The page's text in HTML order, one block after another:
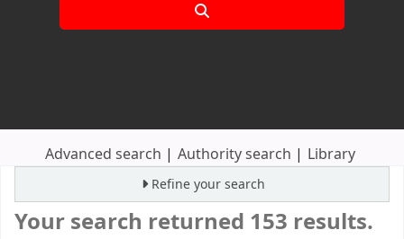
Advanced search Authority search Library
Refine your search
Your search returned 153 results.